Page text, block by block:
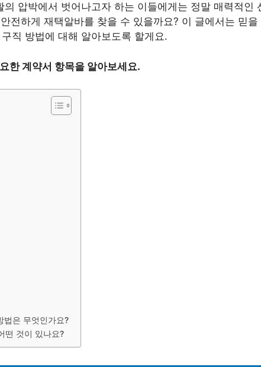
압박에서 벗어나고자 하는 이들에게는 정말 매력적인
전하게 재택알바를 찾을 수 있을까요? 이 글에서는 믿을
직 방법에 대해 알아보도록 할게요.
한 계약서 항목을 알아보세요.
법은 무엇인가요?
떤 것이 있나요?